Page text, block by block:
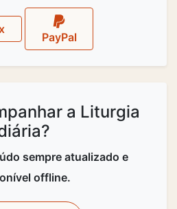
PayPal
a Liturgia
sempre atualizado e
offline.